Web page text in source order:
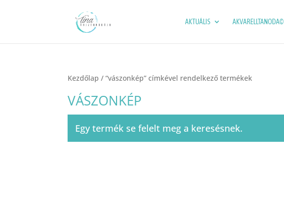
AKTUÁLIS AKVARELLTANODA©
Kezdőlap / “vászonkép” címkével rendelkező termékek
VÁSZONKÉP
Egy termék se felelt meg a keresésnek.